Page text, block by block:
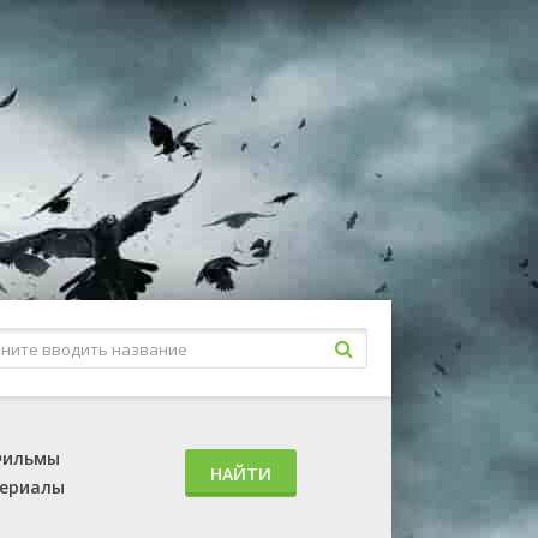
НАЙТИ